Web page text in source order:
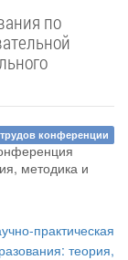
по
конференции
практическая
теория,